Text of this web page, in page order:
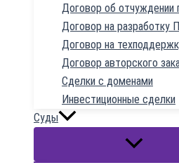
Договор об отчуждении
Договор на разработку
Договор на
Договор авторского
Сделки с доменами
Инвестиционные сделки
Суды